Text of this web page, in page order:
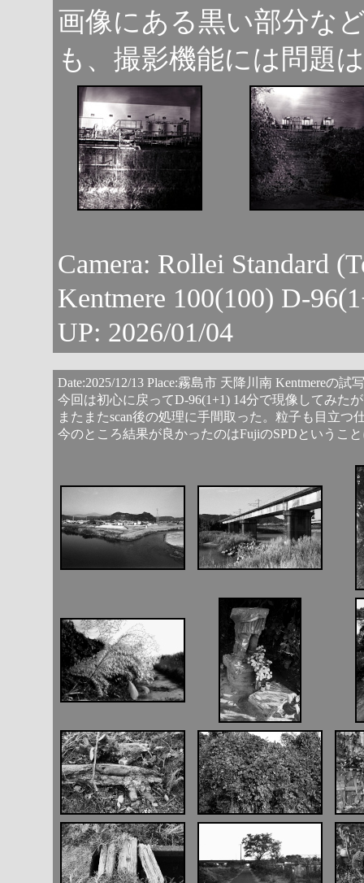
画像にある黒い部分な
も、撮影機能には問題
Camera: Rollei Standard
Kentmere 100(100) D-
UP: 2026/01/04
Date:2025/12/13 Place:霧島市 天降川南 Kentmereの試
今回は初心に戻ってD-96(1+1) 14分で現像してみた
またまたscan後の処理に手間取った。粒子も目立つ
今のところ結果が良かったのはFujiのSPDというこ